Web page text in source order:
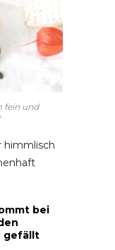
fein und
himmlisch
bei
gefällt